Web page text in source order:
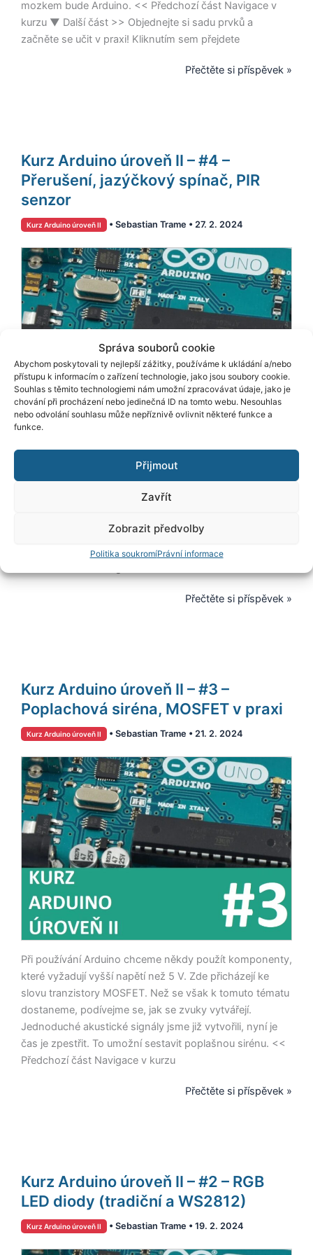
Správa souborů cookie
Abychom poskytovali ty nejlepší zážitky, používáme k ukládání a/nebo
přístupu k informacím o zařízení technologie, jako jsou soubory cookie.
Souhlas s těmito technologiemi nám umožní zpracovávat údaje, jako je
chování při procházení nebo jedinečná ID na tomto webu. Nesouhlas
nebo odvolání souhlasu může nepříznivě ovlivnit některé funkce a
funkce.
Přijmout
Zavřít
Zobrazit předvolby
Politika soukromíPrávní informace
mozkem bude Arduino. << Předchozí část Navigace v
kurzu ▼ Další část >> Objednejte si sadu prvků a
začněte se učit v praxi! Kliknutím sem přejdete
Přečtěte si příspěvek »
Kurz Arduino úroveň II – #4 –
Přerušení, jazýčkový spínač, PIR
senzor
Kurz Arduino úroveň II • Sebastian Trame • 27. 2. 2024
Při psaní složitých programů se snadno dostanete do
situace, kdy obvod nereaguje okamžitě, například při
stisknutí tlačítka. V takovém případě je nejlepší použít
přerušení, která jsou popsána v tomto článku, aby každý
slov o senzorech známých z poplašné techniky:
jazýčkových spínačích a detektorech pohybu. <<
Arduino
úroveň
#4
Přerušení,
jazýčkový
spínač,
PIR
senzor
Přečtěte si příspěvek »
Kurz Arduino úroveň II – #3 –
Poplachová siréna, MOSFET v praxi
Kurz Arduino úroveň II • Sebastian Trame • 21. 2. 2024
Při používání Arduino chceme někdy použít komponenty,
které vyžadují vyšší napětí než 5 V. Zde přicházejí ke
slovu tranzistory MOSFET. Než se však k tomuto tématu
dostaneme, podívejme se, jak se zvuky vytvářejí.
Jednoduché akustické signály jsme již vytvořili, nyní je
čas je zpestřit. To umožní sestavit poplašnou sirénu. <<
Předchozí část Navigace v kurzu
Arduino
úroveň
–
#3
–
Poplachová
siréna,
MOSFET
praxi
Přečtěte si příspěvek »
Kurz Arduino úroveň II – #2 – RGB
LED diody (tradiční a WS2812)
Kurz Arduino úroveň II • Sebastian Trame • 19. 2. 2024
Arduino
úroveň
–
#2